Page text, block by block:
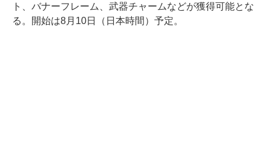
ト、バナーフレーム、武器チャームなどが獲得可能とな
る。開始は8月10日（日本時間）予定。